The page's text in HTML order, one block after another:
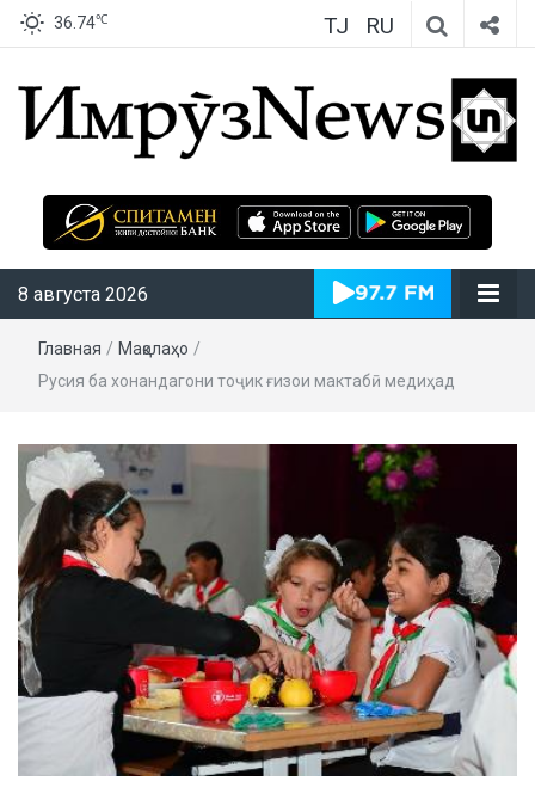
36.74℃ TJ RU
ИмрӯзNews
8 августа 2026
Главная / Мақолаҳо /
Русия ба хонандагони тоҷик ғизои мактабӣ медиҳад